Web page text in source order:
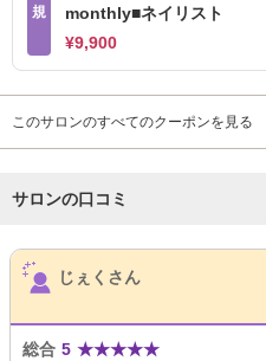
規
monthly■ネイリスト
¥9,900
このサロンのすべてのクーポンを見る
サロンの口コミ
サロンPick Up
じぇくさん
総合 5 ★★★★★